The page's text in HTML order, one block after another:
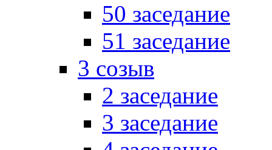
50 заседание
51 заседание
3 созыв
2 заседание
3 заседание